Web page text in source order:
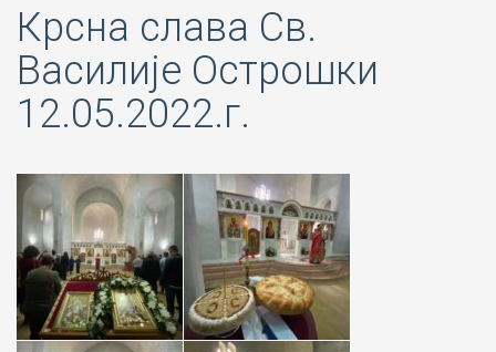
Крсна слава Св.
Василије Острошки
12.05.2022.г.